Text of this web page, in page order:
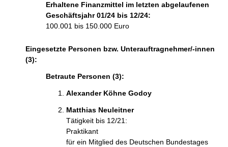
Erhaltene Finanzmittel im letzten abgelaufenen
Geschäftsjahr 01/24 bis 12/24:
100.001 bis 150.000 Euro
Eingesetzte Personen bzw. Unterauftragnehmer/-innen
(3):
Betraute Personen (3):
Alexander Köhne Godoy
Matthias Neuleitner
Tätigkeit bis 12/21:
Praktikant
für ein Mitglied des Deutschen Bundestages